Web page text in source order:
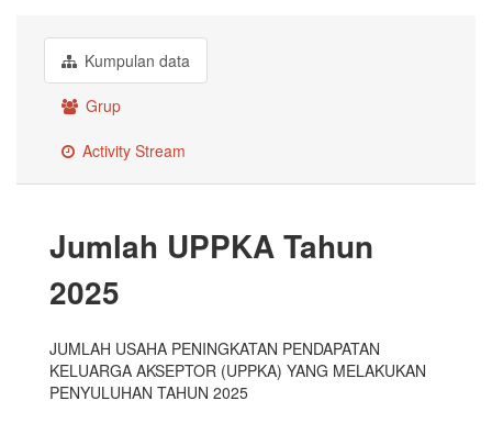
Kumpulan data
Grup
Activity Stream
Jumlah UPPKA Tahun
2025
JUMLAH USAHA PENINGKATAN PENDAPATAN
KELUARGA AKSEPTOR (UPPKA) YANG MELAKUKAN
PENYULUHAN TAHUN 2025